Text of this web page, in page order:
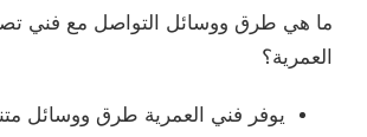
ما هي طرق ووسائل التواصل مع فني
العمرية؟
يوفر فني العمرية طرق ووسائل